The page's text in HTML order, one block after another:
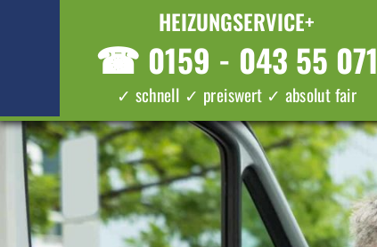
HEIZUNGSERVICE+
☎ 0159 - 043 55 071
✓ schnell ✓ preiswert ✓ absolut fair